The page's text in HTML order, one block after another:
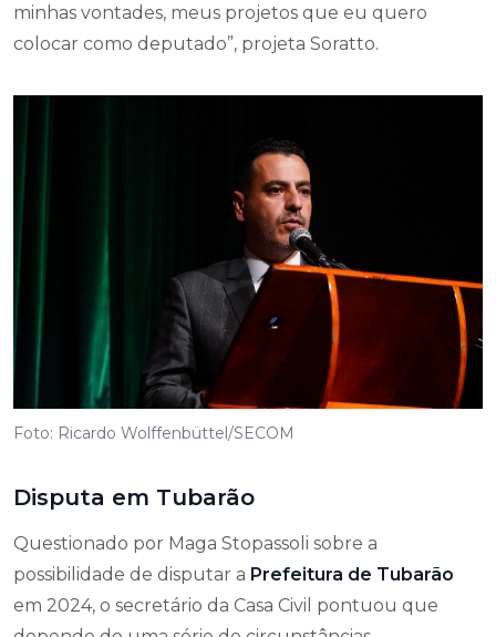
minhas vontades, meus projetos que eu quero
colocar como deputado”, projeta Soratto.
Foto: Ricardo Wolffenbüttel/SECOM
Disputa em Tubarão
Questionado por Maga Stopassoli sobre a
possibilidade de disputar a Prefeitura de Tubarão
em 2024, o secretário da Casa Civil pontuou que